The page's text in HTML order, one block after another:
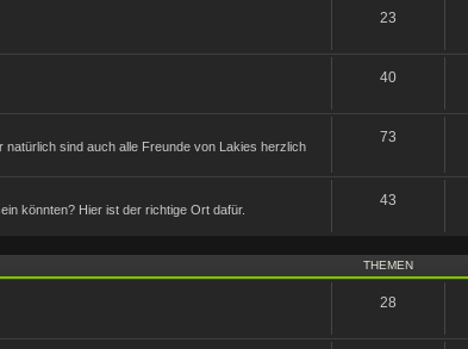
23
40
sind auch alle Freunde von Lakies herzlich
73
könnten? Hier ist der richtige Ort dafür.
43
THEMEN
28